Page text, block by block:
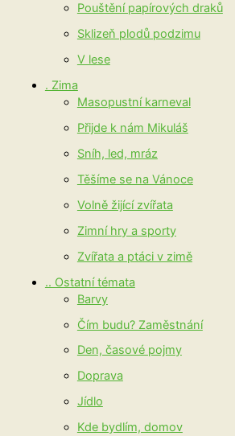
Pouštění papírových draků
Sklizeň plodů podzimu
V lese
. Zima
Masopustní karneval
Přijde k nám Mikuláš
Sníh, led, mráz
Těšíme se na Vánoce
Volně žijící zvířata
Zimní hry a sporty
Zvířata a ptáci v zimě
.. Ostatní témata
Barvy
Čím budu? Zaměstnání
Den, časové pojmy
Doprava
Jídlo
Kde bydlím, domov